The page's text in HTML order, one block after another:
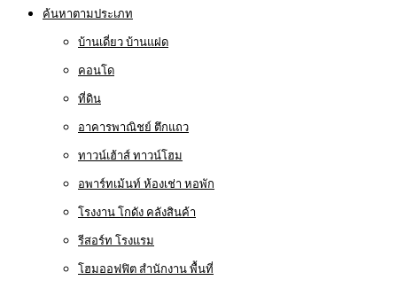
ค้นหาตามประเภท
บ้านเดี่ยว บ้านแฝด
คอนโด
ที่ดิน
อาคารพาณิชย์ ตึกแถว
ทาวน์เฮ้าส์ ทาวน์โฮม
อพาร์ทเม้นท์ ห้องเช่า หอพัก
โรงงาน โกดัง คลังสินค้า
รีสอร์ท โรงแรม
โฮมออฟฟิต สำนักงาน พื้นที่